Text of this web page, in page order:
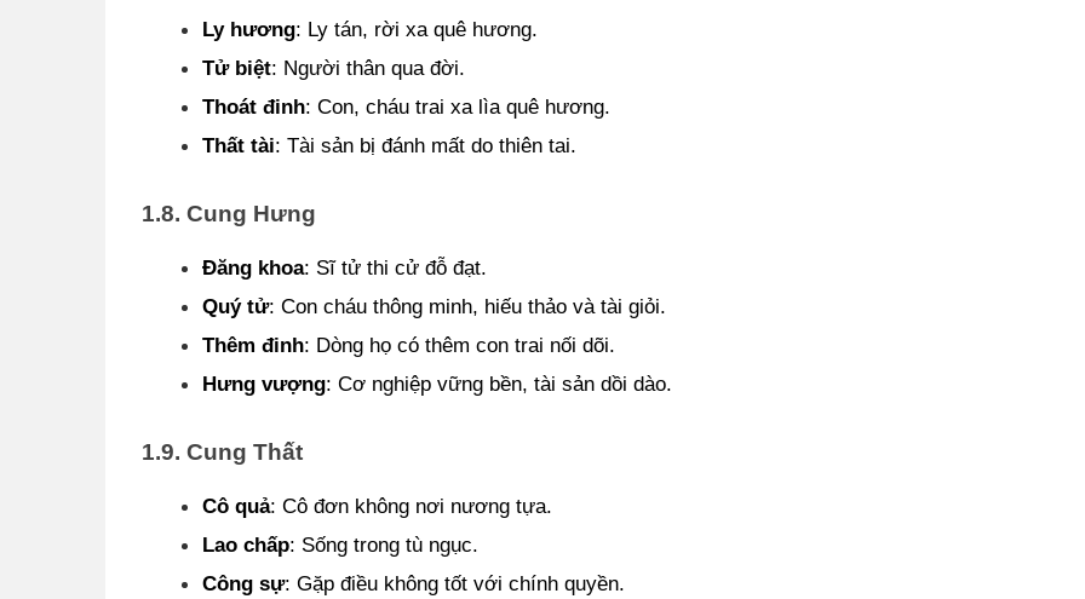
Ly hương: Ly tán, rời xa quê hương.
Tử biệt: Người thân qua đời.
Thoát đinh: Con, cháu trai xa lìa quê hương.
Thất tài: Tài sản bị đánh mất do thiên tai.
1.8. Cung Hưng
Đăng khoa: Sĩ tử thi cử đỗ đạt.
Quý tử: Con cháu thông minh, hiếu thảo và tài giỏi.
Thêm đinh: Dòng họ có thêm con trai nối dõi.
Hưng vượng: Cơ nghiệp vững bền, tài sản dồi dào.
1.9. Cung Thất
Cô quả: Cô đơn không nơi nương tựa.
Lao chấp: Sống trong tù ngục.
Công sự: Gặp điều không tốt với chính quyền.